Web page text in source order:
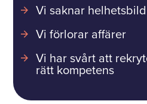
Vi saknar
Vi förlorar affärer
Vi har svårt att
rätt kompetens